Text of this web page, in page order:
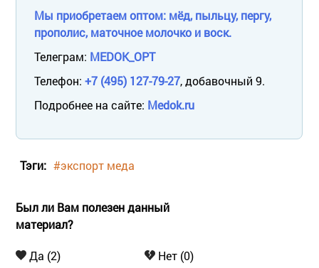
Мы приобретаем оптом: мёд, пыльцу, пергу,
прополис, маточное молочко и воск.
Телеграм: MEDOK_OPT
Телефон: +7 (495) 127-79-27, добавочный 9.
Подробнее на сайте: Medok.ru
Тэги: #экспорт меда
Был ли Вам полезен данный
материал?
Да (2) Нет (0)